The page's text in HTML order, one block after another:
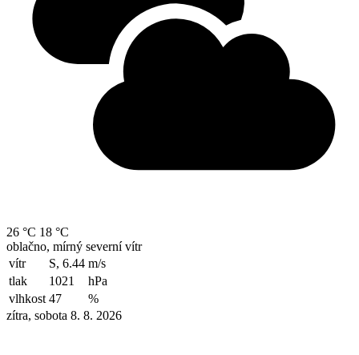
26 °C 18 °C
oblačno, mírný severní vítr
vítr
S, 6.44 m/s
tlak
1021
hPa
vlhkost 47
%
zítra, sobota 8. 8. 2026